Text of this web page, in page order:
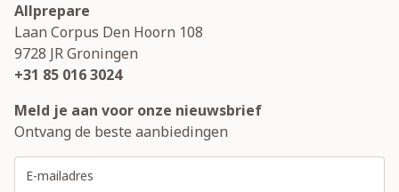
Allprepare
Laan Corpus Den Hoorn 108
9728 JRGroningen
+31 85 016 3024
Meld je aan voor onze nieuwsbrief
Ontvang de beste aanbiedingen